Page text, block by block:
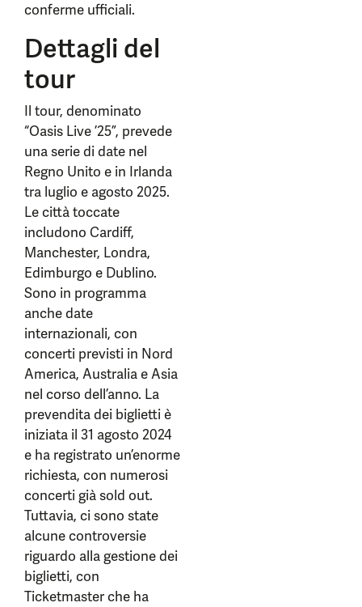
conferme ufficiali.
Dettagli del
tour
Il tour, denominato
“Oasis Live ’25”, prevede
una serie di date nel
Regno Unito e in Irlanda
tra luglio e agosto 2025.
Le città toccate
includono Cardiff,
Manchester, Londra,
Edimburgo e Dublino.
Sono in programma
anche date
internazionali, con
concerti previsti in Nord
America, Australia e Asia
nel corso dell’anno. La
prevendita dei biglietti è
iniziata il 31 agosto 2024
e ha registrato un’enorme
richiesta, con numerosi
concerti già sold out.
Tuttavia, ci sono state
alcune controversie
riguardo alla gestione dei
biglietti, con
Ticketmaster che ha